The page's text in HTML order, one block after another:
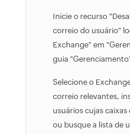
Inicie o recurso
correio do usuário"
Exchange" em
guia
Selecione o
correio relevantes,
usuários cujas
ou busque a lista de